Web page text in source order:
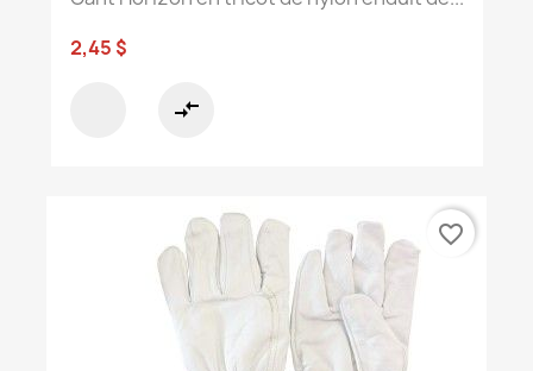
2,45 $
compare_arrows
favorite_border